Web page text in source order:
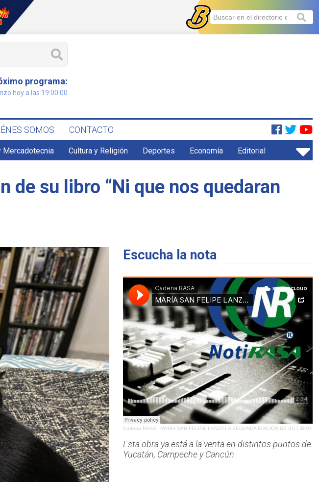
programa:
hoy a las 19:00:00
SOMOS CONTACTO
Mercadotecnia Cultura y Religión Deportes Economía Editorial
de su libro “Ni que nos quedaran
Escucha la nota
Cadena RASA· MARÍA SAN FELIPE LANZA LA SEGUNDA EDICIÓN DE SU LIBRO
Esta obra ya está a la venta en distintos puntos de
Yucatán, Campeche y Cancún.